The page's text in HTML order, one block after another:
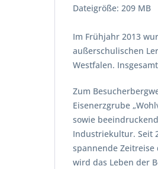
Dateigröße: 209 MB
Im Frühjahr 2013
außerschulischen
Westfalen.
Zum
Eisenerzgrube
sowie
Industriekultur. Seit
spannende
wird das Leben der